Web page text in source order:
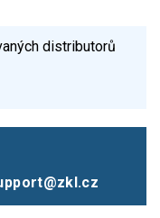
distributorů